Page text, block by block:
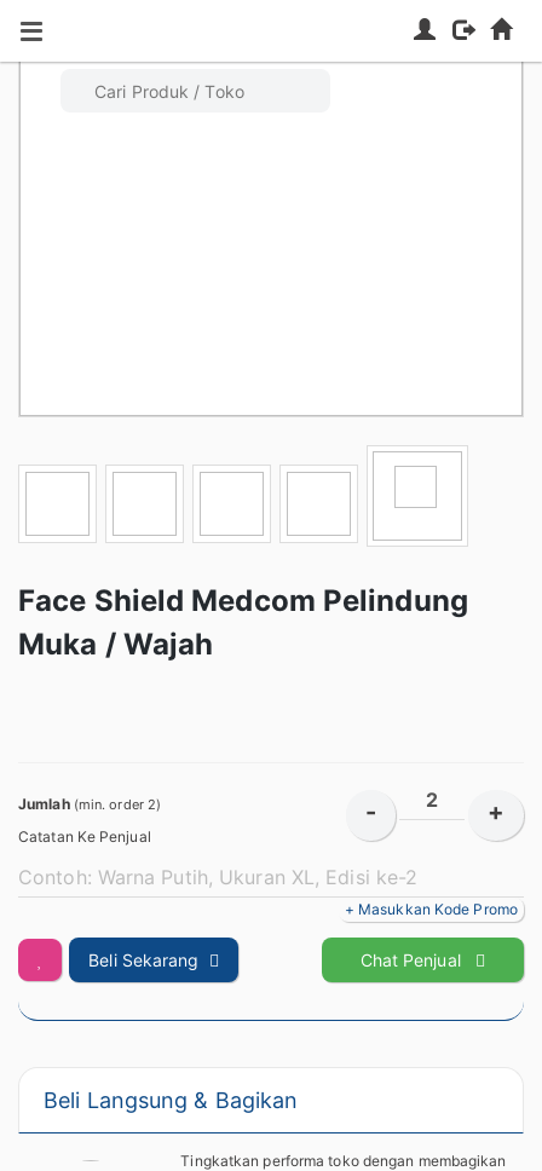
Face Shield Medcom Pelindung
Muka / Wajah
Jumlah (min. order 2) - +
Catatan Ke Penjual
+ Masukkan Kode Promo
Beli Sekarang Chat Penjual
Beli Langsung & Bagikan
Tingkatkan performa toko dengan membagikan